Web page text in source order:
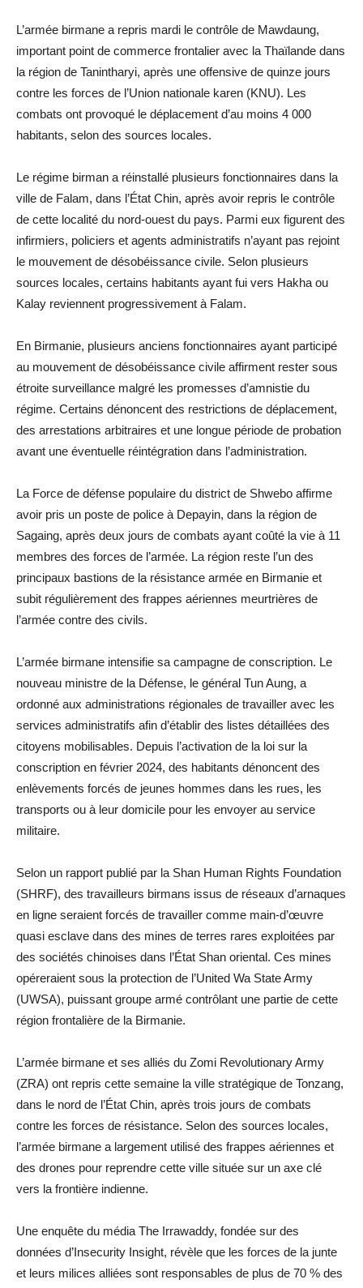
L’armée birmane a repris mardi le contrôle de Mawdaung,
important point de commerce frontalier avec la Thaïlande dans
la région de Tanintharyi, après une offensive de quinze jours
contre les forces de l’Union nationale karen (KNU). Les
combats ont provoqué le déplacement d’au moins 4 000
habitants, selon des sources locales.
Le régime birman a réinstallé plusieurs fonctionnaires dans la
ville de Falam, dans l’État Chin, après avoir repris le contrôle
de cette localité du nord-ouest du pays. Parmi eux figurent des
infirmiers, policiers et agents administratifs n’ayant pas rejoint
le mouvement de désobéissance civile. Selon plusieurs
sources locales, certains habitants ayant fui vers Hakha ou
Kalay reviennent progressivement à Falam.
En Birmanie, plusieurs anciens fonctionnaires ayant participé
au mouvement de désobéissance civile affirment rester sous
étroite surveillance malgré les promesses d’amnistie du
régime. Certains dénoncent des restrictions de déplacement,
des arrestations arbitraires et une longue période de probation
avant une éventuelle réintégration dans l’administration.
La Force de défense populaire du district de Shwebo affirme
avoir pris un poste de police à Depayin, dans la région de
Sagaing, après deux jours de combats ayant coûté la vie à 11
membres des forces de l’armée. La région reste l’un des
principaux bastions de la résistance armée en Birmanie et
subit régulièrement des frappes aériennes meurtrières de
l’armée contre des civils.
L’armée birmane intensifie sa campagne de conscription. Le
nouveau ministre de la Défense, le général Tun Aung, a
ordonné aux administrations régionales de travailler avec les
services administratifs afin d’établir des listes détaillées des
citoyens mobilisables. Depuis l’activation de la loi sur la
conscription en février 2024, des habitants dénoncent des
enlèvements forcés de jeunes hommes dans les rues, les
transports ou à leur domicile pour les envoyer au service
militaire.
Selon un rapport publié par la Shan Human Rights Foundation
(SHRF), des travailleurs birmans issus de réseaux d’arnaques
en ligne seraient forcés de travailler comme main-d’œuvre
quasi esclave dans des mines de terres rares exploitées par
des sociétés chinoises dans l’État Shan oriental. Ces mines
opéreraient sous la protection de l’United Wa State Army
(UWSA), puissant groupe armé contrôlant une partie de cette
région frontalière de la Birmanie.
L’armée birmane et ses alliés du Zomi Revolutionary Army
(ZRA) ont repris cette semaine la ville stratégique de Tonzang,
dans le nord de l’État Chin, après trois jours de combats
contre les forces de résistance. Selon des sources locales,
l’armée birmane a largement utilisé des frappes aériennes et
des drones pour reprendre cette ville située sur un axe clé
vers la frontière indienne.
Une enquête du média The Irrawaddy, fondée sur des
données d’Insecurity Insight, révèle que les forces de la junte
et leurs milices alliées sont responsables de plus de 70 % des